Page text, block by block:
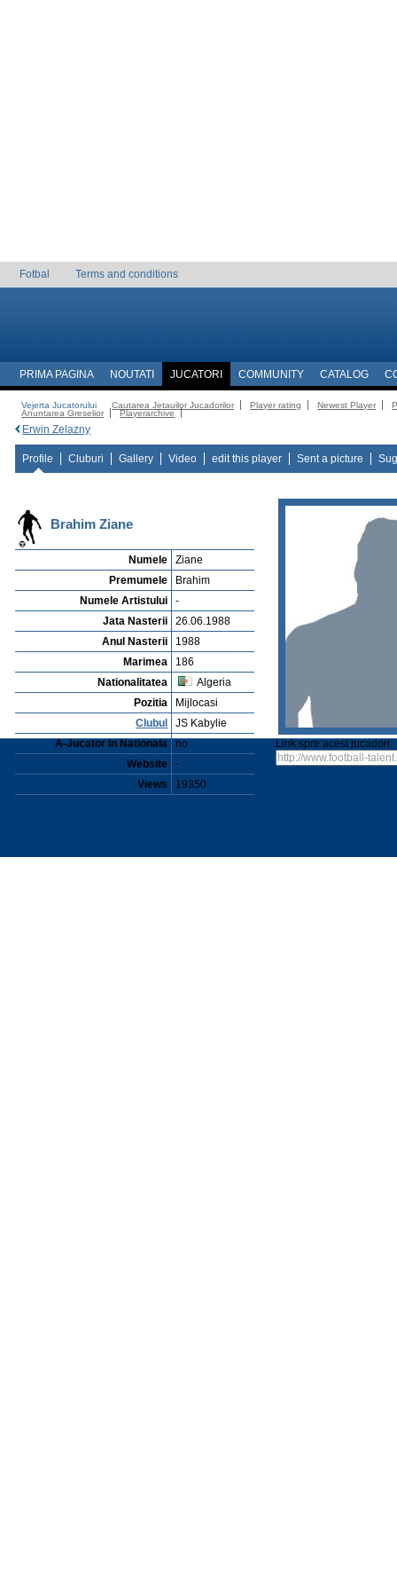
Fotbal Terms and conditions
PRIMA PAGINA NOUTATI JUCATORI COMMUNITY CATALOG
Vejerta Jucatorului Cautarea Jetauilor Jucadorilor Player rating Newest Player
Anuntarea Greselior
Playerarchive
Erwin Zelazny
Profile Cluburi Gallery Video edit this player Sent a picture
Brahim Ziane
Numele
Ziane
Premumele
Brahim
Numele Artistului
-
Jata Nasterii
26.06.1988
Anul Nasterii
1988
Marimea
186
Nationalitatea
Algeria
Pozitia
Mijlocasi
Clubul
JS Kabylie
A-Jucator In Nationala
no
Website
-
Views
19350
Link spre acest jucadori: